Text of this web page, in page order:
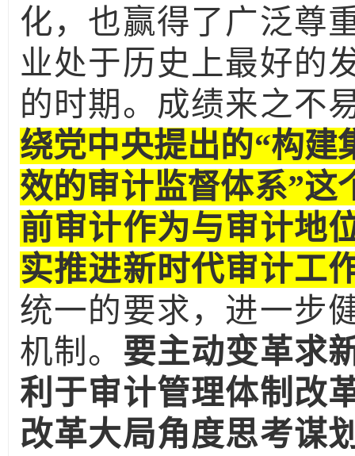
化，也赢得了广泛尊
业处于历史上最好的
的时期。成绩来之不
绕党中央提出的“构建
效的审计监督体系”这
前审计作为与审计地
实推进新时代审计工
统一的要求，进一步
机制。 要主动变革求
利于审计管理体制改
改革大局角度思考谋